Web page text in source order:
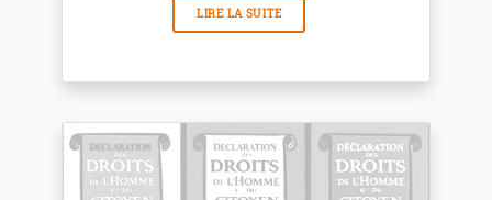
LIRE LA SUITE